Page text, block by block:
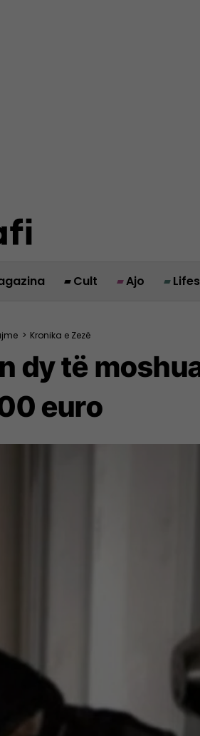
Cult Ajo
> Kronika e Zezë
dy të
euro